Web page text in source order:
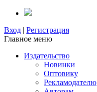
Вход | Регистрация
Главное меню
Издательство
Новинки
Оптовику
Рекламодателю